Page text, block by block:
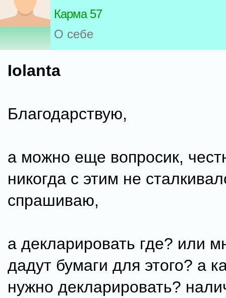
Карма 57
О себе
Iolanta
Благодарствую,
а можно еще вопросик,
никогда с этим не
спрашиваю,
а декларировать где? или
дадут бумаги для этого? а
нужно декларировать?